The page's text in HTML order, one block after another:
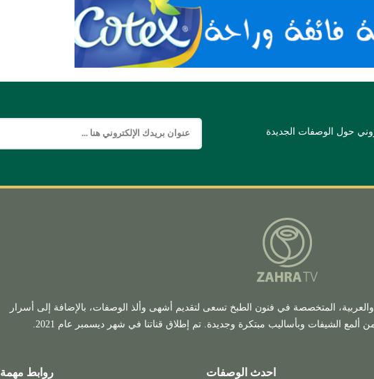
حول الوصفات الجديدة
والعربية، المتخصصة في فنون الطبخ تسعى لتقديم أشهى وألذ الوصفات، بالإضافة إلى أسرار
ألمع الشيفات وبأساليب مبتكرة وجديدة. تم إطلاق قناتنا في شهر ديسمبر عام 2021.
احدث الوصفات روابط مهمة